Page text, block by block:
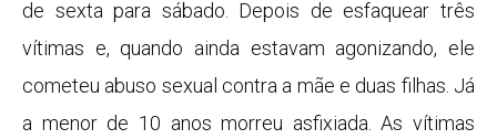
de sexta para sábado. Depois de esfaquear três
vítimas e, quando ainda estavam agonizando, ele
cometeu abuso sexual contra a mãe e duas filhas. Já
a menor de 10 anos morreu asfixiada. As vítimas